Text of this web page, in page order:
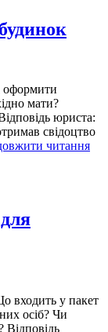
оформити
мати?
юриста:
свідоцтво
читанняЯк
входить у пакет
осіб? Чи
Відповідь